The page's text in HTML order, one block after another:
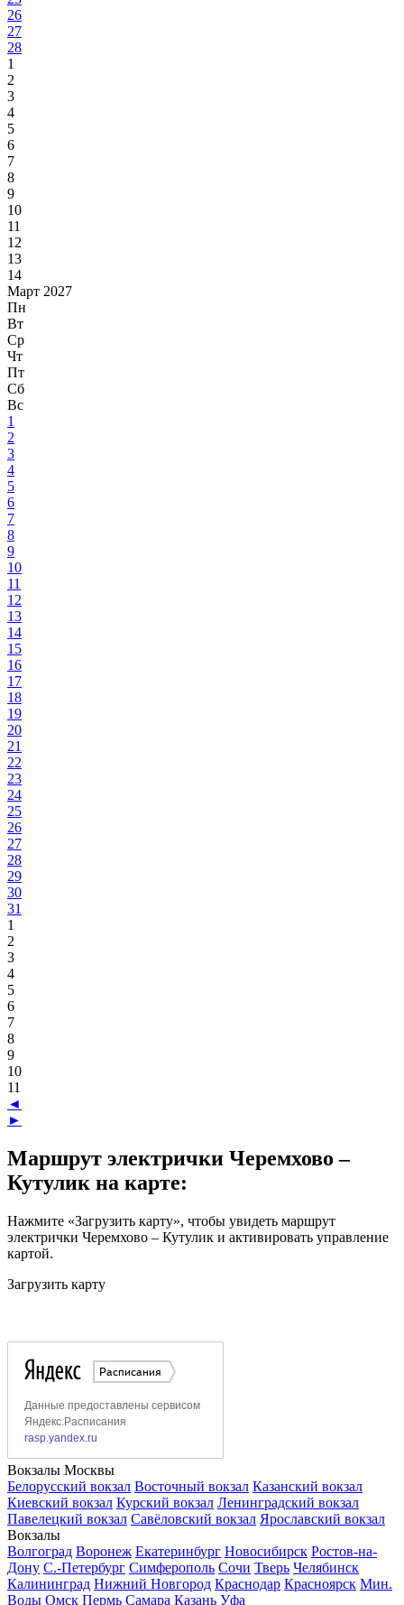
26
27
28
1
2
3
4
5
6
7
8
9
10
11
12
13
14
Март 2027
Пн
Вт
Ср
Чт
Пт
Сб
Вс
1
2
3
4
5
6
7
8
9
10
11
12
13
14
15
16
17
18
19
20
21
22
23
24
25
26
27
28
29
30
31
1
2
3
4
5
6
7
8
9
10
11
◄
►
Маршрут электрички Черемхово –
Кутулик на карте:
Нажмите «Загрузить карту», чтобы увидеть маршрут
электрички Черемхово – Кутулик и активировать управление
картой.
Загрузить карту
Вокзалы Москвы
Белорусский вокзал Восточный вокзал Казанский вокзал
Киевский вокзал Курский вокзал Ленинградский вокзал
Павелецкий вокзал Савёловский вокзал Ярославский вокзал
Вокзалы
Волгоград Воронеж Екатеринбург Новосибирск Ростов-на-
Дону С.-Петербург Симферополь Сочи Тверь Челябинск
Калининград Нижний Новгород Краснодар Красноярск Мин.
Воды Омск Пермь Самара Казань Уфа